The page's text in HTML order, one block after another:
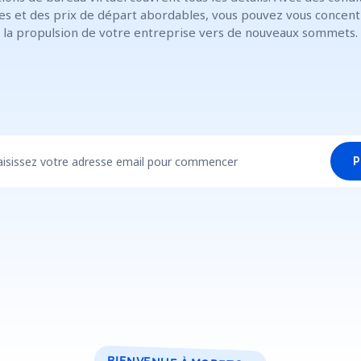
et des prix de départ abordables, vous pouvez vous
la propulsion de votre entreprise vers de nouveaux sommets.
votre adresse email pour commencer